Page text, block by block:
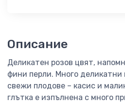
Описание
Деликатен розов цвят,
фини перли. Много
свежи плодове – касис и
глътка е изпълнена с много